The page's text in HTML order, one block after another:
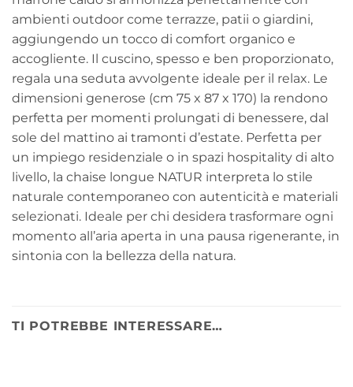
ambienti outdoor come terrazze, patii o giardini,
aggiungendo un tocco di comfort organico e
accogliente. Il cuscino, spesso e ben proporzionato,
regala una seduta avvolgente ideale per il relax. Le
dimensioni generose (cm 75 x 87 x 170) la rendono
perfetta per momenti prolungati di benessere, dal
sole del mattino ai tramonti d’estate. Perfetta per
un impiego residenziale o in spazi hospitality di alto
livello, la chaise longue NATUR interpreta lo stile
naturale contemporaneo con autenticità e materiali
selezionati. Ideale per chi desidera trasformare ogni
momento all’aria aperta in una pausa rigenerante, in
sintonia con la bellezza della natura.
TI POTREBBE INTERESSARE…